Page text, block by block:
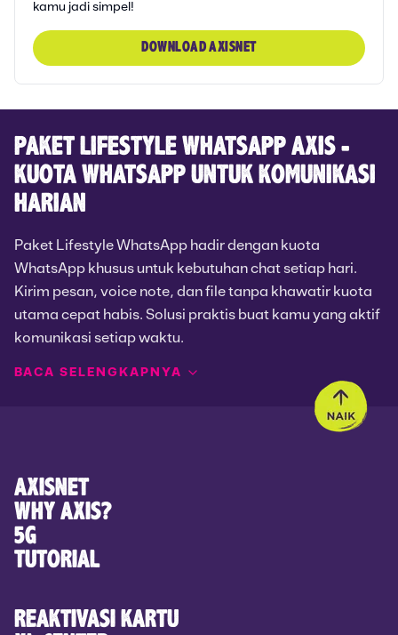
kamu jadi simpel!
DOWNLOAD AXISNET
PAKET LIFESTYLE WHATSAPP AXIS -
KUOTA WHATSAPP UNTUK KOMUNIKASI
HARIAN
Paket Lifestyle WhatsApp hadir dengan kuota
WhatsApp khusus untuk kebutuhan chat setiap hari.
Kirim pesan, voice note, dan file tanpa khawatir kuota
utama cepat habis. Solusi praktis buat kamu yang aktif
komunikasi setiap waktu.
Apa Itu Paket Lifestyle WhatsApp AXIS?
Paket Lifestyle WhatsApp adalah paket internet
utama. Jadi, cocok untuk penggunaan harian yang
fokus pada komunikasi.
Kuota WhatsApp untuk Chat Tanpa
Khawatir
Dengan paket ini, kamu bisa nikmati kuota WhatsApp
BACA SELENGKAPNYA
AXISNET
WHY AXIS?
5G
TUTORIAL
REAKTIVASI KARTU